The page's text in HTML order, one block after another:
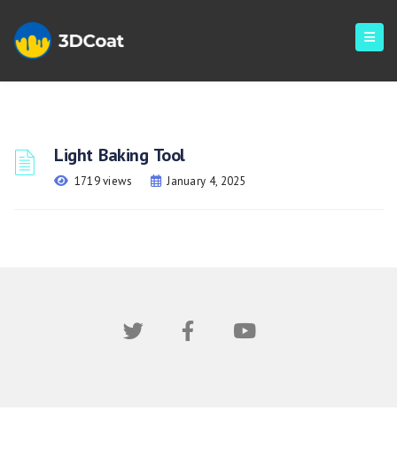
Light Baking Tool
1719 views January 4, 2025